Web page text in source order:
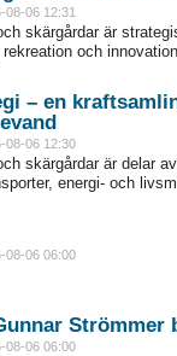
06 12:31
skärgårdar är
och
– en
08-06 12:30
skärgårdar är delar
energi- och
08-06 06:00
Strömmer
08-06 06:00